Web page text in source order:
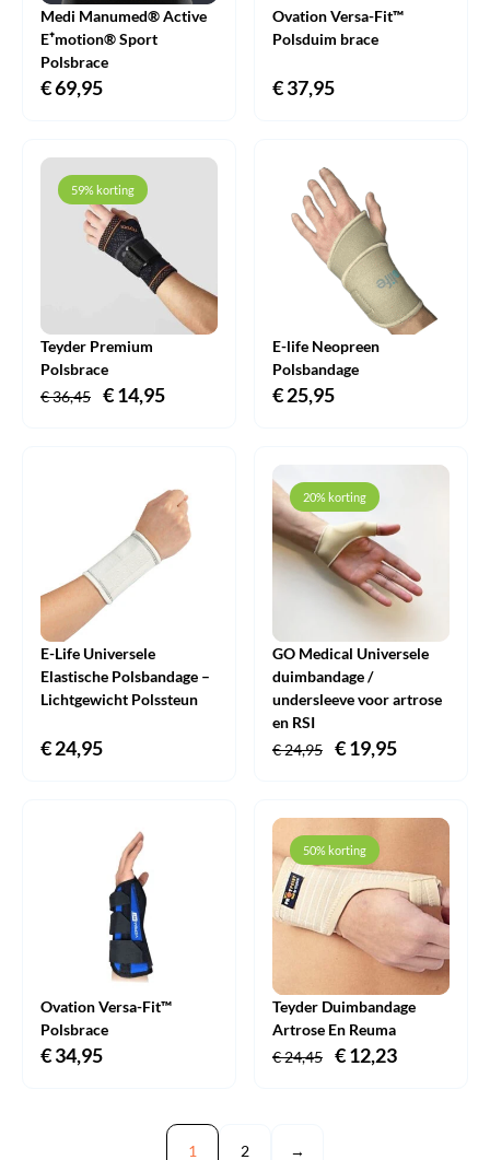
Medi Manumed® Active
E⁺motion® Sport
Polsbrace
€69,95
Ovation Versa-Fit™
Polsduim brace
€37,95
59% korting
Teyder Premium
Polsbrace
€36,45
Oorspronkelijke
€14,95
€ 14,95.
E-life Neopreen
Polsbandage
€25,95
E-Life Universele
Elastische Polsbandage –
Lichtgewicht Polssteun
€24,95
20% korting
GO Medical Universele
duimbandage /
undersleeve voor artrose
en RSI
€24,95
Oorspronkelijke
€ 24,95.
€19,95
Ovation Versa-Fit™
Polsbrace
€34,95
50% korting
Teyder Duimbandage
Artrose En Reuma
€24,45
Oorspronkelijke
€12,23
1 2 →